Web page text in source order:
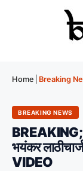
Home Breaking
BREAKING NEWS
BREAKING;
भयंकर
VIDEO